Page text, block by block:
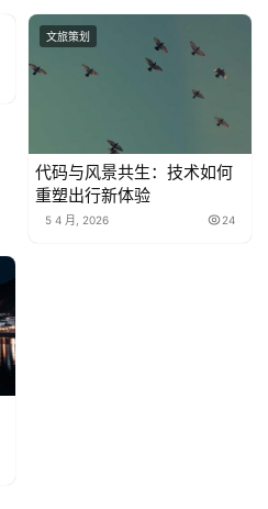
文旅策划
代码与风景共生：技术如何
重塑出行新体验
5 4 月, 2026 24